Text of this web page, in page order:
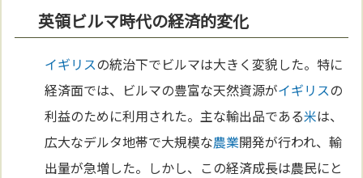
英領ビルマ時代の経済的変化
イギリスの統治下でビルマは大きく変貌した。特に
経済面では、ビルマの豊富な天然資源がイギリスの
利益のために利用された。主な輸出品である米は、
広大なデルタ地帯で大規模な農業開発が行われ、輸
出量が急増した。しかし、この経済成長は農民にと